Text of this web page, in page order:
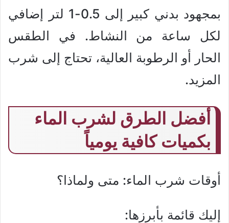
بمجهود بدني كبير إلى 0.5-1 لتر إضافي
لكل ساعة من النشاط. في الطقس
الحار أو الرطوبة العالية، تحتاج إلى شرب
المزيد.
أفضل الطرق لشرب الماء
بكميات كافية يومياً
أوقات شرب الماء: متى ولماذا؟
إليك قائمة بأبرزها: